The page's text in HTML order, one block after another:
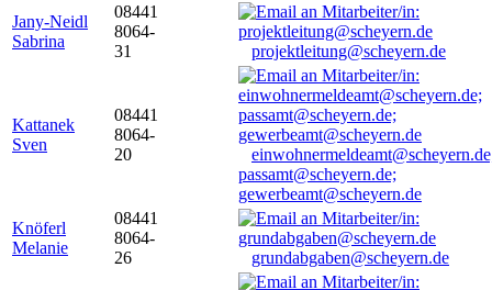
Jany-Neidl
Sabrina
08441
8064-
31
projektleitung@scheyern.de
Kattanek
Sven
08441
8064-
20
passamt@scheyern.de;
gewerbeamt@scheyern.de
Knöferl
Melanie
08441
8064-
26
grundabgaben@scheyern.de